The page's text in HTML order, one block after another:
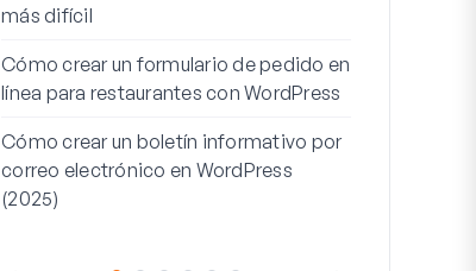
más difícil
Cómo crear un formulario de pedido en
línea para restaurantes con WordPress
Cómo crear un boletín informativo por
correo electrónico en WordPress
(2025)